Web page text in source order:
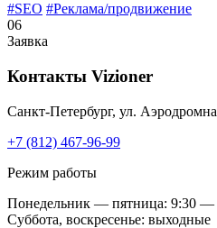
#SEO #Реклама/продвижение
06
Заявка
Контакты Vizioner
Санкт-Петербург, ул.
+7 (812) 467-96-99
Режим работы
Понедельник — пятница: 9:30 —
Суббота, воскресенье: выходные